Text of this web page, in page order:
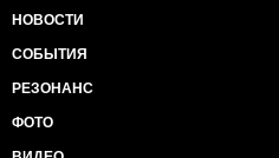
НОВОСТИ
СОБЫТИЯ
РЕЗОНАНС
ФОТО